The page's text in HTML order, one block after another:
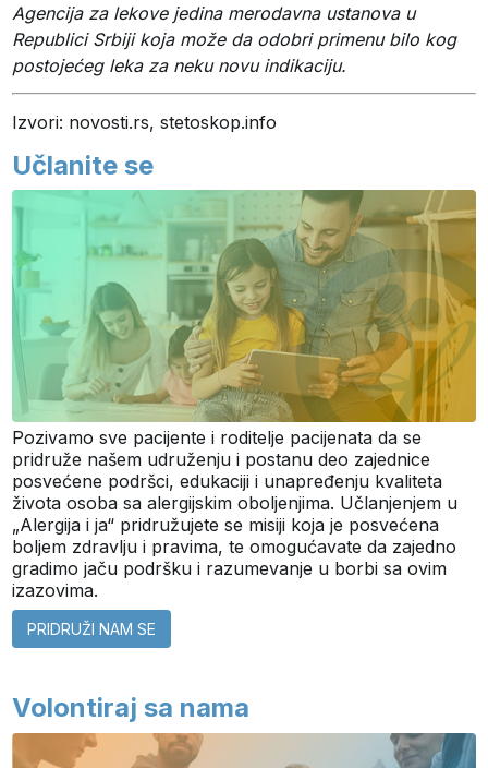
Agencija za lekove jedina merodavna ustanova u
Republici Srbiji koja može da odobri primenu bilo kog
postojećeg leka za neku novu indikaciju.
Izvori: novosti.rs, stetoskop.info
Učlanite se
Pozivamo sve pacijente i roditelje pacijenata da se
pridruže našem udruženju i postanu deo zajednice
posvećene podršci, edukaciji i unapređenju kvaliteta
života osoba sa alergijskim oboljenjima. Učlanjenjem u
„Alergija i ja“ pridružujete se misiji koja je posvećena
boljem zdravlju i pravima, te omogućavate da zajedno
gradimo jaču podršku i razumevanje u borbi sa ovim
izazovima.
PRIDRUŽI NAM SE
Volontiraj sa nama